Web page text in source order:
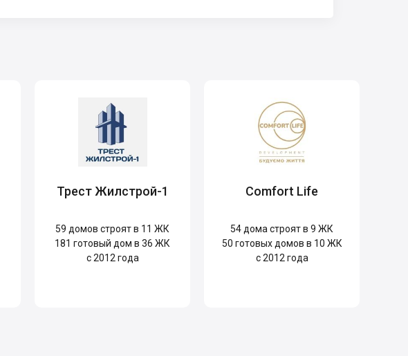
Трест Жилстрой-1
59 домов строят в 11 ЖК
181 готовый дом в 36 ЖК
с 2012 года
Comfort Life
54 дома строят в 9 ЖК
50 готовых домов в 10 ЖК
с 2012 года